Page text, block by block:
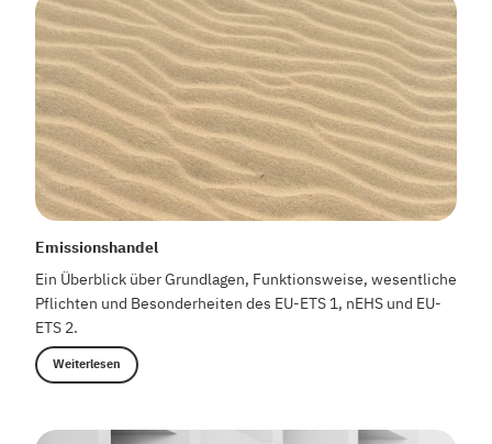
Emissionshandel
Ein Überblick über Grundlagen, Funktionsweise, wesentliche
Pflichten und Besonderheiten des EU-ETS 1, nEHS und EU-
ETS 2.
Weiterlesen